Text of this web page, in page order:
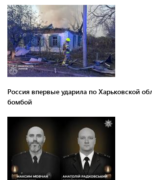
Россия впервые ударила по Харьковской
бомбой